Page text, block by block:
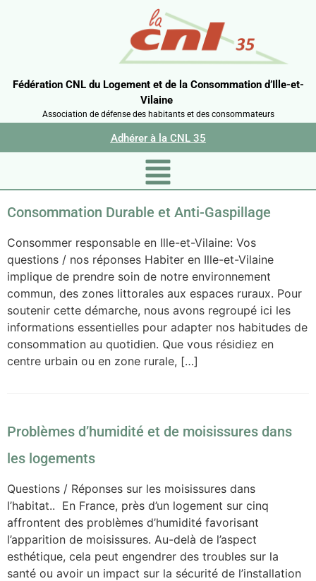
Fédération CNL du Logement et de la Consommation d’Ille-et-
Vilaine
Association de défense des habitants et des consommateurs
Adhérer à la CNL 35
Consommation Durable et Anti-Gaspillage
Consommer responsable en Ille-et-Vilaine: Vos
questions / nos réponses Habiter en Ille-et-Vilaine
implique de prendre soin de notre environnement
commun, des zones littorales aux espaces ruraux. Pour
soutenir cette démarche, nous avons regroupé ici les
informations essentielles pour adapter nos habitudes de
consommation au quotidien. Que vous résidiez en
centre urbain ou en zone rurale, […]
Problèmes d’humidité et de moisissures dans
les logements
Questions / Réponses sur les moisissures dans
l’habitat.. En France, près d’un logement sur cinq
affrontent des problèmes d’humidité favorisant
l’apparition de moisissures. Au-delà de l’aspect
esthétique, cela peut engendrer des troubles sur la
santé ou avoir un impact sur la sécurité de l’installation